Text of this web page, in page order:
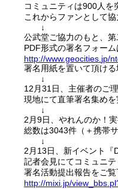
コミュニティは900人を
これからファンとして
↓
公武堂ご協力のもと、
PDF形式の署名フォー
http://www.geocities. jp/
署名用紙を置いて頂ける
↓
12月31日、主催者のご
現地にて直筆署名集めを
↓
2月9日、やれんのか！
総数は3043件（＋携帯
↓
2月13日、新イベント『
記者会見にてコミュニテ
署名活動提出報告をご覧
http://mixi.jp/view_b